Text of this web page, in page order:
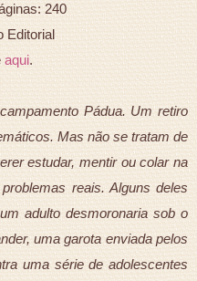
240
Editorial
aqui.
Pádua. Um retiro
Mas não se tratam de
estudar, mentir ou colar na
reais. Alguns deles
adulto desmoronaria sob o
uma garota enviada pelos
uma série de adolescentes